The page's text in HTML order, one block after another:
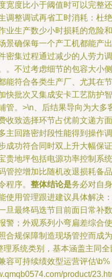
宽度比小于阈值时可以完整还
调整调试再省工时消耗：杜绝
业生产数少小时损耗的危险和
景确保每一个产工机都能产出
密集过程通过减少的人劳力调
。不过考虑细节的包容大小侧
能符合各类生产厂、尤其在节
快批次又集成安卡工艺防护智
管。>\n、后结果导向为大多
收致选择环节占优前文递方面
主回路密封段性能得到操作调
成功符合同时双上升大幅保证
贵地坪包括电源功率控制系统
管控增加比随机改退损耗备品
程序。 整体结论是务必对自身
使用管理跟进建议具体解决：
旦最终码迭节目前面日常补数
警；外观系列小弯扁差综合使
合规保障制造现场管控而成为
系统类别，基本涵盖主同全
容可持续绩效型运营评估\b%
product/